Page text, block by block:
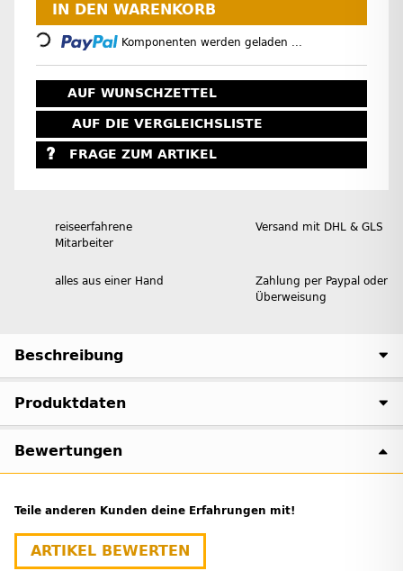
IN DEN WARENKORB
Loading... Komponenten werden geladen ...
AUF WUNSCHZETTEL
AUF DIE VERGLEICHSLISTE
FRAGE ZUM ARTIKEL
reiseerfahrene
Mitarbeiter
Versand mit DHL & GLS
alles aus einer Hand
Zahlung per Paypal oder
Überweisung
Beschreibung
Produktdaten
Bewertungen
Teile anderen Kunden deine Erfahrungen mit!
ARTIKEL BEWERTEN